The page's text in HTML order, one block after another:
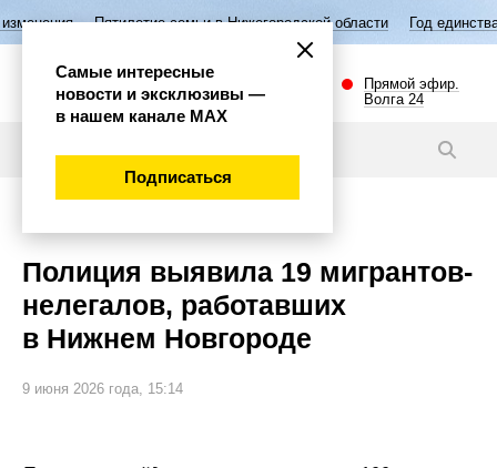
семьи в Нижегородской области Год единства народов России
Прямой эфир.
Волга 24
Полиция выявила 19 мигрантов-
нелегалов, работавших
в Нижнем Новгороде
9 июня 2026 года, 15:14
Самые интересные
новости и эксклюзивы —
в нашем канале МАХ
Подписаться